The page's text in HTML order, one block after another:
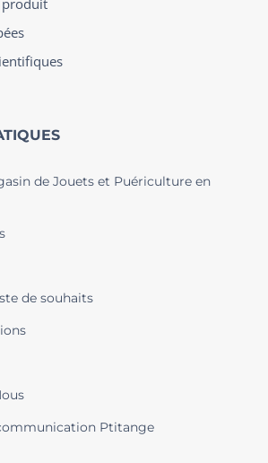
produit
de Jouets et Puériculture en
de souhaits
Ptitange